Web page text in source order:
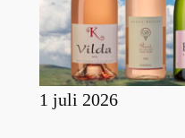
1 juli 2026